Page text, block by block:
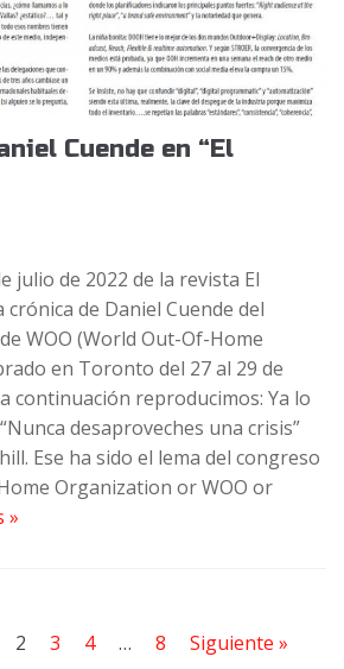
Cuende en “El
julio de 2022 de la revista El
de Daniel Cuende del
WOO (World Out-Of-Home
en Toronto del 27 al 29 de
continuación reproducimos: Ya lo
desaproveches una crisis”
Ese ha sido el lema del congreso
Organization or WOO or
»
2 3 4 … 8 Siguiente »